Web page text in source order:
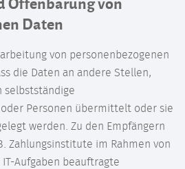
Daten
von personenbezogenen
die Daten an andere Stellen,
selbstständige
Personen übermittelt oder sie
werden. Zu den Empfängern
Zahlungsinstitute im Rahmen von
Aufgaben beauftragte